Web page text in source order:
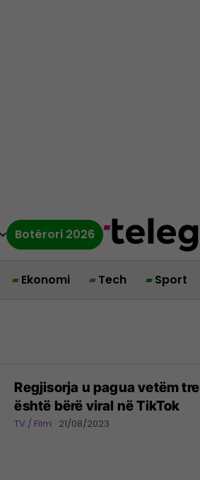
Botërori 2026
Ekonomi Tech Sport
Regjisorja u pagua vetëm
është bërë viral në TikTok
TV / Film 21/08/2023